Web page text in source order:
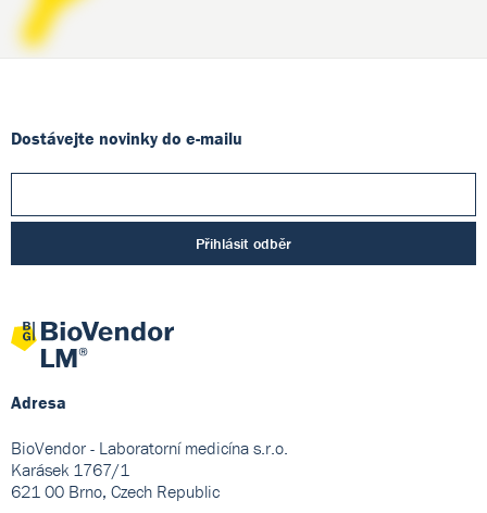
Dostávejte novinky do e-mailu
Přihlásit odběr
Adresa
BioVendor - Laboratorní medicína s.r.o.
Karásek 1767/1
621 00 Brno, Czech Republic